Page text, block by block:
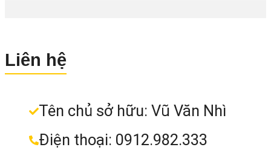
Liên hệ
Tên chủ sở hữu: Vũ Văn Nhì
Điện thoại: 0912.982.333